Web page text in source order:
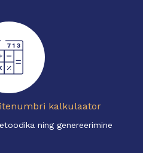
kalkulaator
ning genereerimine